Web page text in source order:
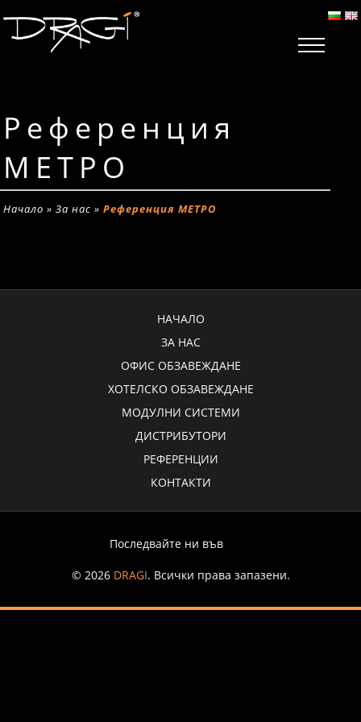
Референция
МЕТРО
Начало »За нас »Референция МЕТРО
НАЧАЛО
ЗА НАС
ОФИС ОБЗАВЕЖДАНЕ
ХОТЕЛСКО ОБЗАВЕЖДАНЕ
МОДУЛНИ СИСТЕМИ
ДИСТРИБУТОРИ
РЕФЕРЕНЦИИ
КОНТАКТИ
Последвайте ни във
© 2026 DRAGI. Всички права запазени.